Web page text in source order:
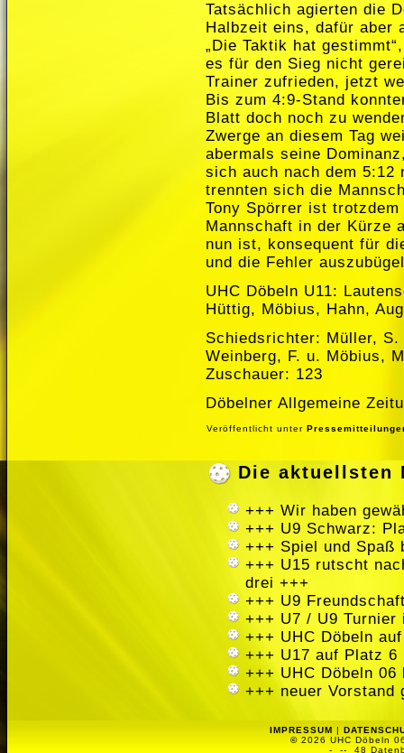
Tatsächlich agierten die
Halbzeit eins, dafür aber
„Die Taktik hat
es für den Sieg nicht
Trainer zufrieden, jetzt
Bis zum 4:9-Stand
Blatt doch noch zu
Zwerge an diesem Tag
abermals seine
sich auch nach dem 5:12
trennten sich die
Tony Spörrer ist
Mannschaft in der Kürze
nun ist, konsequent für
und die Fehler
UHC Döbeln U11:
Hüttig, Möbius, Hahn,
Schiedsrichter: Müller,
Weinberg, F. u. Möbius,
Zuschauer: 123
Döbelner Allgemeine
Veröffentlicht unter
Die aktuellsten
+++ Wir haben
+++ U9 Schwarz:
+++ Spiel und Spaß
+++ U15 rutscht
drei +++
+++ U9
+++ U7 / U9 Turnier
+++ UHC Döbeln
+++ U17 auf Platz
+++ UHC Döbeln
+++ neuer Vorstand
IMPRESSUM |
© 2026 UHC Döbeln
-
-- 48